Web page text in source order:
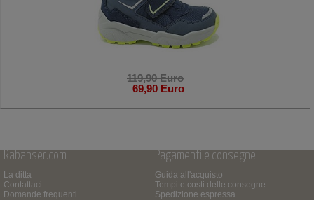
119,90 Euro
69,90 Euro
Rabanser.com
La ditta
Contattaci
Domande frequenti
Pagamenti e consegne
Guida all'acquisto
Tempi e costi delle consegne
Spedizione espressa